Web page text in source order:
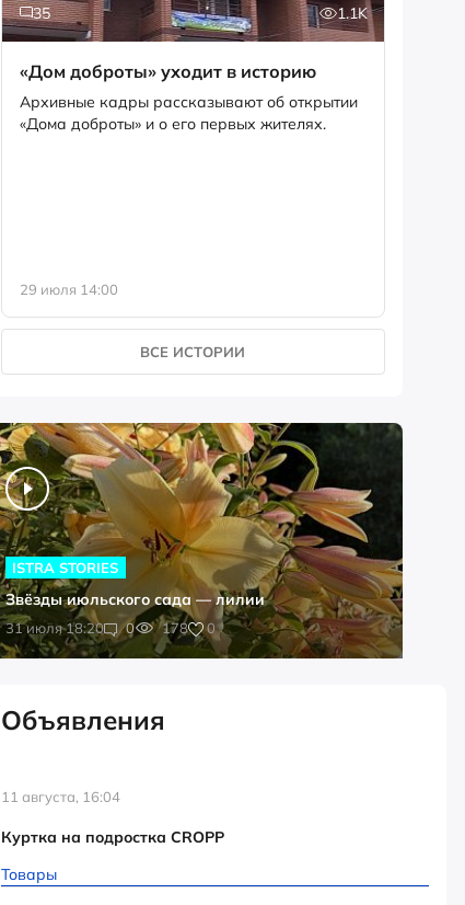
35 1.1K
«Дом доброты» уходит в историю
Архивные кадры рассказывают об открытии
«Дома доброты» и о его первых жителях.
29 июля 14:00
ВСЕ ИСТОРИИ
31 июля 18:20 0 178 0
ISTRA STORIES
Звёзды июльского сада — лилии
Объявления
11 августа, 16:04
Куртка на подростка CROPP
Товары